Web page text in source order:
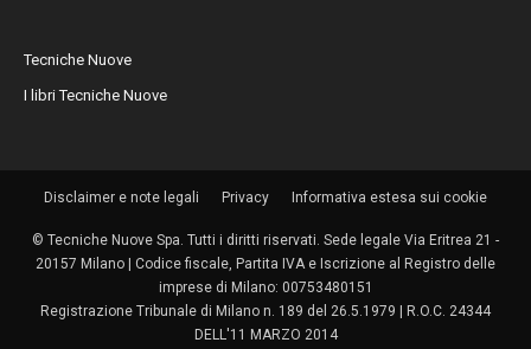
Tecniche Nuove
I libri Tecniche Nuove
Disclaimer e note legali Privacy Informativa estesa sui cookie
© Tecniche Nuove Spa. Tutti i diritti riservati. Sede legale Via Eritrea 21 -
20157 Milano | Codice fiscale, Partita IVA e Iscrizione al Registro delle
imprese di Milano: 00753480151
Registrazione Tribunale di Milano n. 189 del 26.5.1979 | R.O.C. 24344
DELL'11 MARZO 2014